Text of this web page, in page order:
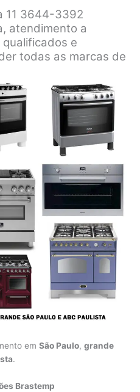
11 3644-3392
atendimento a
e
todas as marcas de
emSão Paulo,grande
.
Brastemp